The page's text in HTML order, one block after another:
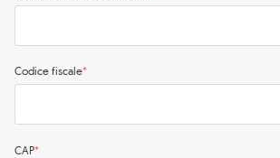
Codice fiscale*
CAP*